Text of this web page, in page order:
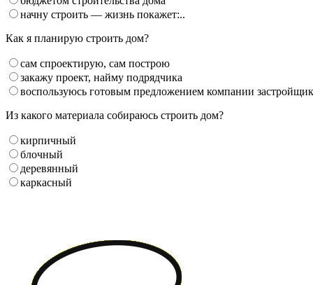
начну строить — жизнь покажет:..
Как я планирую строить дом?
сам спроектирую, сам построю
закажу проект, найму подрядчика
воспользуюсь готовым предложением компании
Из какого материала собираюсь строить дом?
кирпичный
блочный
деревянный
каркасный